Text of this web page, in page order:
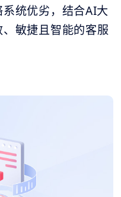
统优劣，结合AI大
敏捷且智能的客服